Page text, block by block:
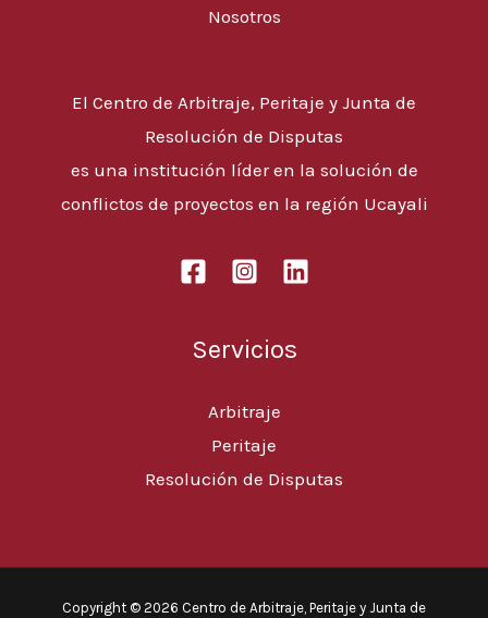
Nosotros
El Centro de Arbitraje, Peritaje y Junta de
Resolución de Disputas
es una institución líder en la solución de
conflictos de proyectos en la región Ucayali
Servicios
Arbitraje
Peritaje
Resolución de Disputas
Copyright © 2026 Centro de Arbitraje, Peritaje y Junta de